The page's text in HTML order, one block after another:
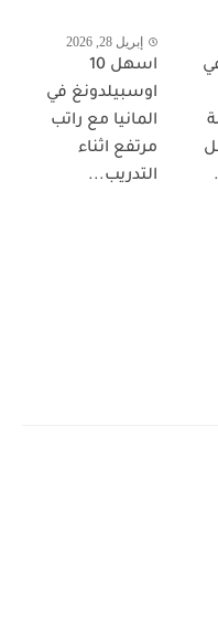
إبريل 28, 2026
اسهل 10
اوسبيلدونغ في
المانيا مع راتب
مرتفع اثناء
التدريب...